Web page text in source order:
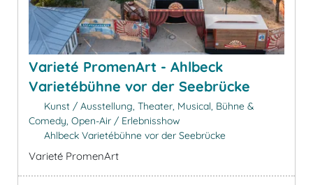
Varieté PromenArt - Ahlbeck
Varietébühne vor der Seebrücke
Kunst / Ausstellung, Theater, Musical, Bühne &
Comedy, Open-Air / Erlebnisshow
Ahlbeck Varietébühne vor der Seebrücke
Varieté PromenArt